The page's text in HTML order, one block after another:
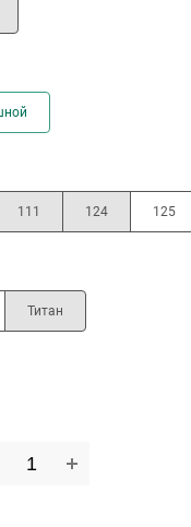
111 124 125
Титан